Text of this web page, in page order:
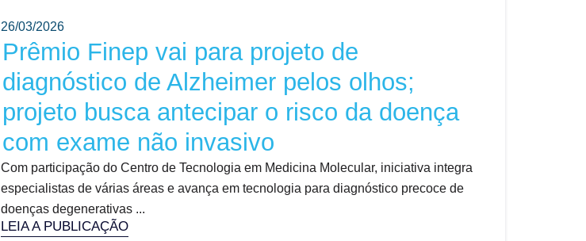
26/03/2026
Prêmio Finep vai para projeto de
diagnóstico de Alzheimer pelos olhos;
projeto busca antecipar o risco da doença
com exame não invasivo
Com participação do Centro de Tecnologia em Medicina Molecular, iniciativa integra
especialistas de várias áreas e avança em tecnologia para diagnóstico precoce de
doenças degenerativas ...
LEIA A PUBLICAÇÃO